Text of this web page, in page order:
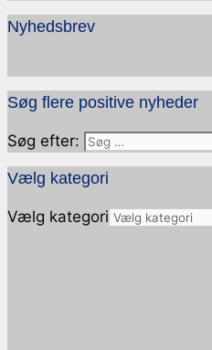
Nyhedsbrev
Søg flere positive nyheder
Søg efter:
Vælg kategori
Vælg kategori